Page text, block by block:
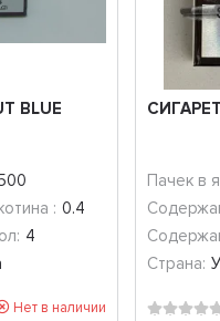
BLUE
: 0.4
4
Нет в наличии
Пачек в
Страна: